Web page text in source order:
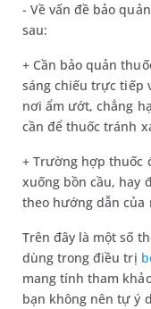
- Về vấn đề bảo
sau:
+ Cần bảo quản
sáng chiếu trực tiếp
nơi ẩm ướt, chẳng
cần để thuốc tránh
+ Trường hợp thuốc
xuống bồn cầu, hay
theo hướng dẫn của
Trên đây là một số
dùng trong điều trị
mang tính tham
bạn không nên tự ý